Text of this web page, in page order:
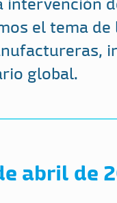
intervención
el tema
global.
abril de